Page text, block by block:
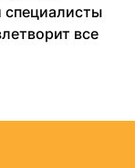
специалисты
все